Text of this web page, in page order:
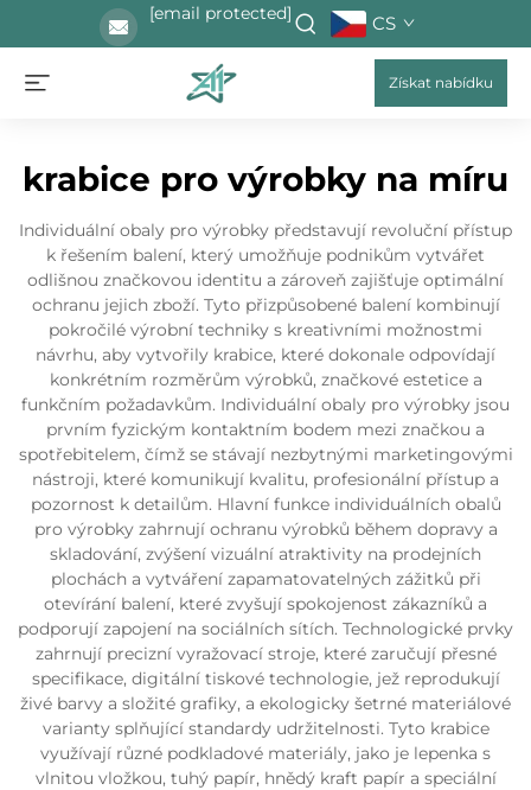
[email protected] CS
Získat nabídku
krabice pro výrobky na míru
Individuální obaly pro výrobky představují revoluční přístup
k řešením balení, který umožňuje podnikům vytvářet
odlišnou značkovou identitu a zároveň zajišťuje optimální
ochranu jejich zboží. Tyto přizpůsobené balení kombinují
pokročilé výrobní techniky s kreativními možnostmi
návrhu, aby vytvořily krabice, které dokonale odpovídají
konkrétním rozměrům výrobků, značkové estetice a
funkčním požadavkům. Individuální obaly pro výrobky jsou
prvním fyzickým kontaktním bodem mezi značkou a
spotřebitelem, čímž se stávají nezbytnými marketingovými
nástroji, které komunikují kvalitu, profesionální přístup a
pozornost k detailům. Hlavní funkce individuálních obalů
pro výrobky zahrnují ochranu výrobků během dopravy a
skladování, zvýšení vizuální atraktivity na prodejních
plochách a vytváření zapamatovatelných zážitků při
otevírání balení, které zvyšují spokojenost zákazníků a
podporují zapojení na sociálních sítích. Technologické prvky
zahrnují precizní vyražovací stroje, které zaručují přesné
specifikace, digitální tiskové technologie, jež reprodukují
živé barvy a složité grafiky, a ekologicky šetrné materiálové
varianty splňující standardy udržitelnosti. Tyto krabice
využívají různé podkladové materiály, jako je lepenka s
vlnitou vložkou, tuhý papír, hnědý kraft papír a speciální